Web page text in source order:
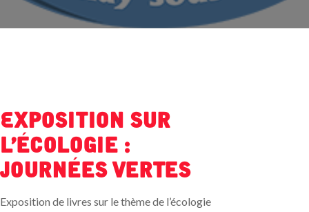
Exposition sur
l'écologie :
Journées Vertes
Exposition de livres sur le thème de l’écologie